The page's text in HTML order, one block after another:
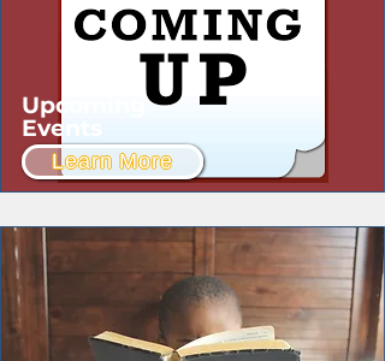
Upcoming
Events
Learn More